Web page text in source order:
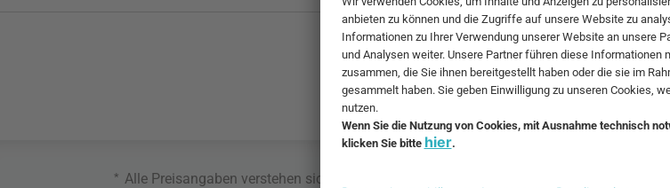
* Alle Preisangaben verstehen sich inklusive MwSt. und zzgl.